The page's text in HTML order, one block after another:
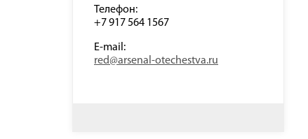
Телефон:
+7 917 564 1567
E-mail:
red@arsenal-otechestva.ru